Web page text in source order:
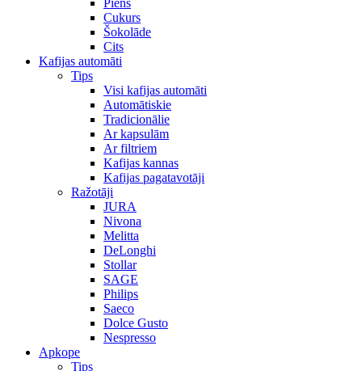
Piens
Cukurs
Šokolāde
Cits
Kafijas automāti
Tips
Visi kafijas automāti
Automātiskie
Tradicionālie
Ar kapsulām
Ar filtriem
Kafijas kannas
Kafijas pagatavotāji
Ražotāji
JURA
Nivona
Melitta
DeLonghi
Stollar
SAGE
Philips
Saeco
Dolce Gusto
Nespresso
Apkope
Tips